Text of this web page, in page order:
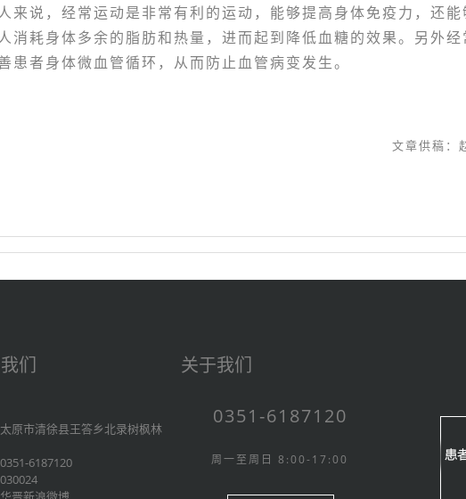
来说，经常运动是非常有利的运动，能够提高身体免疫力，还能
消耗身体多余的脂肪和热量，进而起到降低血糖的效果。另外经
患者身体微血管循环，从而防止血管病变发生。
文章供稿：
们
原市清徐县王答乡北录树枫林
6187120
关于我们
0351-6187120
周一至周日 8:00-17:00